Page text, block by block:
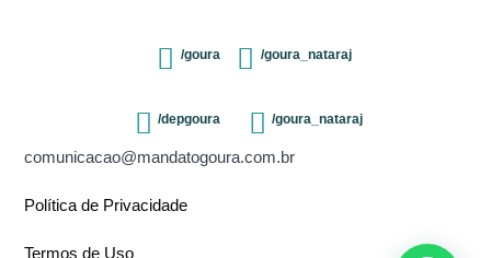
/goura /goura_nataraj
/depgoura /goura_nataraj
comunicacao@mandatogoura.com.br
Política de Privacidade
Termos de Uso